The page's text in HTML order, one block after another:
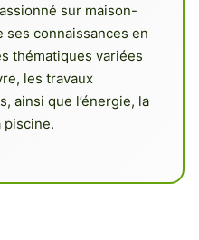
sur maison-
ses connaissances en
thématiques variées
les travaux
ainsi que l’énergie, la
piscine.